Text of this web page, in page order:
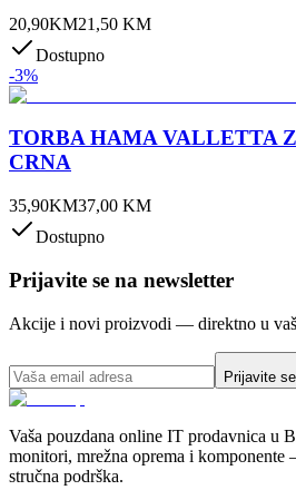
20,90KM21,50 KM
Dostupno
-3%
TORBA HAMA VALLETTA
CRNA
35,90KM37,00 KM
Dostupno
Prijavite se na newsletter
Akcije i novi proizvodi — direktno u
Prijavite se
Vaša pouzdana online IT prodavnica u
monitori, mrežna oprema i komponente
stručna podrška.